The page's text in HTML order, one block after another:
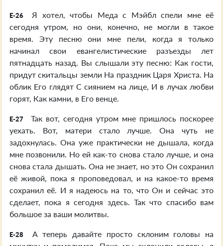
E-26
Я хотел, чтобы Меда с Мэйбл спели мне её
сегодня утром, но они, конечно, не могли в такое
время. Эту песню они мне пели, когда я только
начинал свои евангелистические разъезды лет
пятнадцать назад. Вы слышали эту песню: Как гости,
придут скитальцы земли На праздник Царя Христа. На
облик Его глядят С сиянием на лице, И в лучах любви
горят, Как камни, в Его венце.
E-27
Так вот, сегодня утром мне пришлось поскорее
уехать. Вот, матери стало лучше. Она чуть не
задохнулась. Она уже практически не дышала, когда
мне позвонили. Но ей как-то снова стало лучше, и она
снова стала дышать. Она не знает, но это Он сохранил
её живой, пока я проповедовал, и на какое-то время
сохранил её. И я надеюсь на то, что Он и сейчас это
сделает, пока я сегодня здесь. Так что спасибо вам
большое за ваши молитвы.
E-28
А теперь давайте просто склоним головы на